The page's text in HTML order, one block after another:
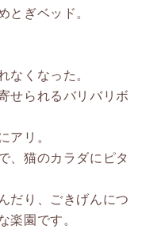
とぎベッド。
なくなった。
せられるバリバリボ
アリ。
、猫のカラダにピタ
だり、ごきげんにつ
楽園です。